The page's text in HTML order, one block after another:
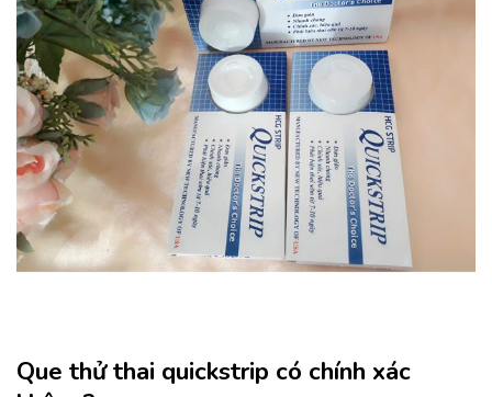
Que thử thai quickstrip có chính xác